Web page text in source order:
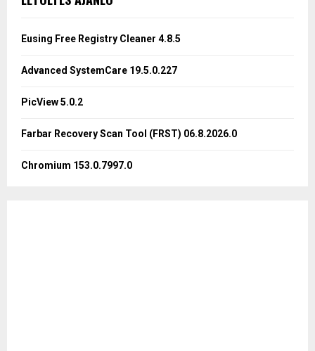
h
oEusing Free Registry Cleaner 4.8.5
Advanced SystemCare 19.5.0.227
PicView 5.0.2
Farbar Recovery Scan Tool (FRST) 06.8.2026.0
Chromium 153.0.7997.0